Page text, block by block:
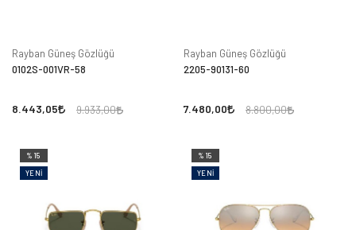
Rayban Güneş Gözlüğü
0102S-001VR-58
8.443,05 9.933,00
Rayban Güneş Gözlüğü
2205-90131-60
7.480,00 8.800,00
%15
YENI
%15
YENI